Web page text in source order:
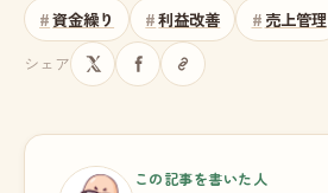
資金繰り 利益改善 売上管理
シェア
この記事を書いた人